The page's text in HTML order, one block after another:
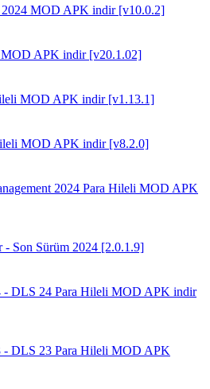
MOD APK indir [v10.0.2]
APK indir [v20.1.02]
MOD APK indir [v1.13.1]
MOD APK indir [v8.2.0]
2024 Para Hileli MOD APK
Son Sürüm 2024 [2.0.1.9]
- DLS 24 Para Hileli MOD APK indir
- DLS 23 Para Hileli MOD APK